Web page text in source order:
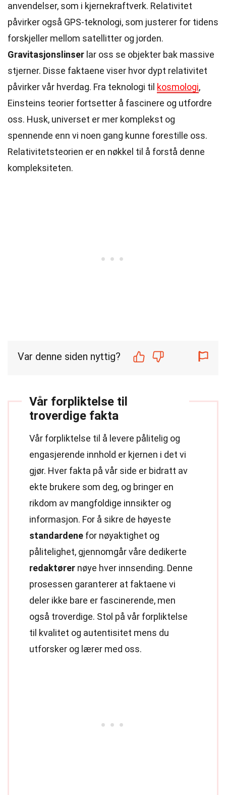
anvendelser, som i kjernekraftverk. Relativitet
påvirker også GPS-teknologi, som justerer for tidens
forskjeller mellom satellitter og jorden.
Gravitasjonslinser lar oss se objekter bak massive
stjerner. Disse faktaene viser hvor dypt relativitet
påvirker vår hverdag. Fra teknologi til kosmologi,
Einsteins teorier fortsetter å fascinere og utfordre
oss. Husk, universet er mer komplekst og
spennende enn vi noen gang kunne forestille oss.
Relativitetsteorien er en nøkkel til å forstå denne
kompleksiteten.
Var denne siden nyttig?
Vår forpliktelse til
troverdige fakta
Vår forpliktelse til å levere pålitelig og
engasjerende innhold er kjernen i det vi
gjør. Hver fakta på vår side er bidratt av
ekte brukere som deg, og bringer en
rikdom av mangfoldige innsikter og
informasjon. For å sikre de høyeste
standardene for nøyaktighet og
pålitelighet, gjennomgår våre dedikerte
redaktører nøye hver innsending. Denne
prosessen garanterer at faktaene vi
deler ikke bare er fascinerende, men
også troverdige. Stol på vår forpliktelse
til kvalitet og autentisitet mens du
utforsker og lærer med oss.